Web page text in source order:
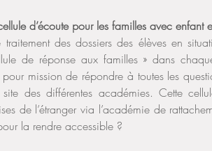
d’écoute pour les familles avec
traitement des dossiers des élèves en
de réponse aux familles » dans
mission de répondre à toutes les
des différentes académies. Cette
de l’étranger via l’académie de
la rendre accessible ?